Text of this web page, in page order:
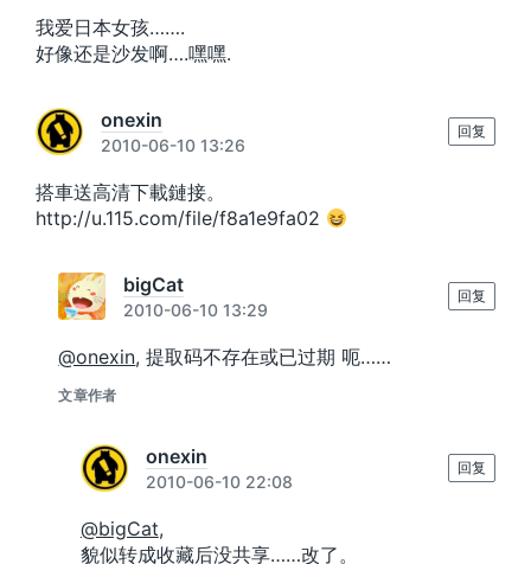
我爱日本女孩…….
好像还是沙发啊….嘿嘿.
onexin
2010-06-10 13:26
搭車送高清下載鏈接。
http://u.115.com/file/f8a1e9fa02
回复
bigCat
2010-06-10 13:29
@onexin, 提取码不存在或已过期 呃……
文章作者
回复
onexin
2010-06-10 22:08
@bigCat,
貌似转成收藏后没共享……改了。
回复